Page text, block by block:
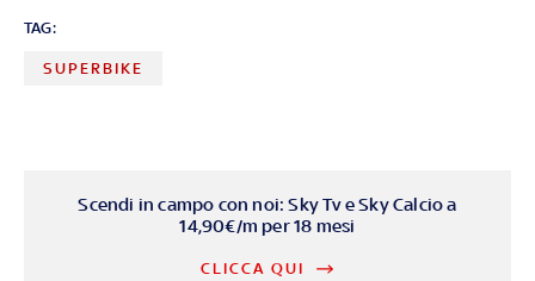
TAG:
SUPERBIKE
Scendi in campo con noi: Sky Tv e Sky Calcio a
14,90€/m per 18 mesi
CLICCA QUI